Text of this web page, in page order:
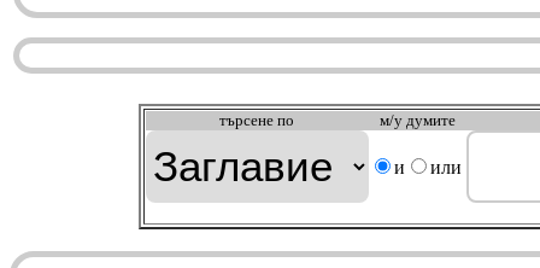
търсeне по м/у думите
и или